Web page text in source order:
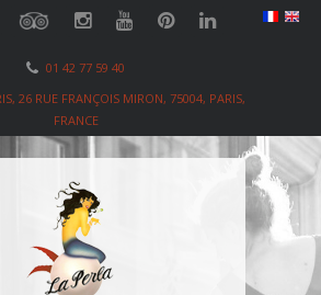
01 42 77 59 40
26 RUE FRANÇOIS MIRON, 75004, PARIS,
FRANCE